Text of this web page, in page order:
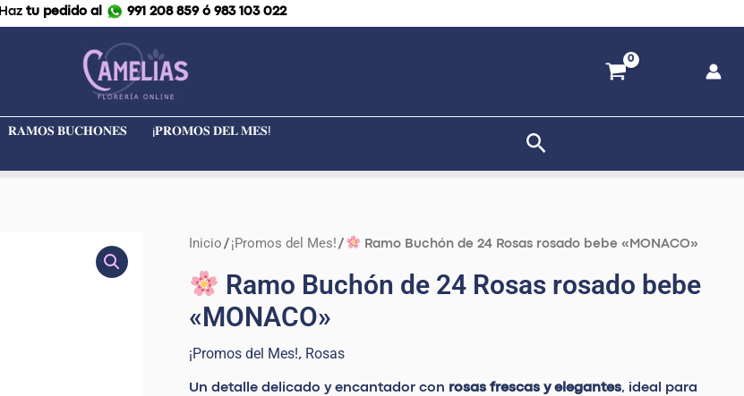
Haz tu pedido al 991 208 859 ó 983 103 022
𝐑𝐀𝐌𝐎𝐒 𝐁𝐔𝐂𝐇𝐎𝐍𝐄𝐒
¡𝐏𝐑𝐎𝐌𝐎𝐒 𝐃𝐄𝐋 𝐌𝐄𝐒!
Buscar
Inicio / ¡Promos del Mes! / Ramo Buchón de 24 Rosas rosado bebe «MONACO»
Ramo Buchón de 24 Rosas rosado bebe
«MONACO»
¡Promos del Mes!, Rosas
Un detalle delicado y encantador con rosas frescas y elegantes, ideal para
El
original
era:
El
actual
Buchón
de
Rosas
rosado